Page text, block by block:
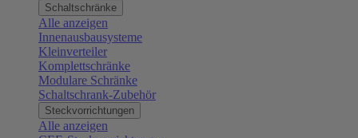
Schaltschränke
Alle anzeigen
Innenausbausysteme
Kleinverteiler
Komplettschränke
Modulare Schränke
Schaltschrank-Zubehör
Steckvorrichtungen
Alle anzeigen